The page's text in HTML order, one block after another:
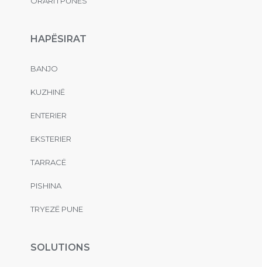
HAPËSIRAT
BANJO
KUZHINË
ENTERIER
EKSTERIER
TARRACË
PISHINA
TRYEZË PUNE
SOLUTIONS